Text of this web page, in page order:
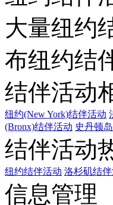
大量纽约
布纽约结
结伴活动
纽约(New York)结伴活动
(Bronx)结伴活动 史丹顿
结伴活动
纽约结伴活动 洛杉矶结
信息管理